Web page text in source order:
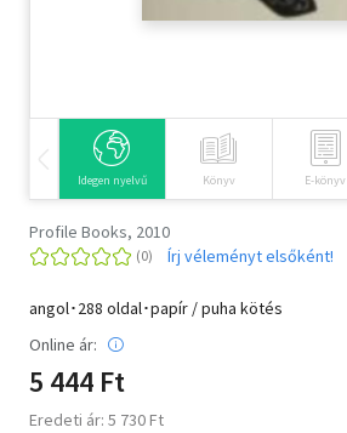
Idegen nyelvű Könyv E-könyv
Profile Books, 2010
Írj véleményt elsőként!
angol･288 oldal･papír / puha kötés
Online ár:
5 444 Ft
Eredeti ár: 5 730 Ft